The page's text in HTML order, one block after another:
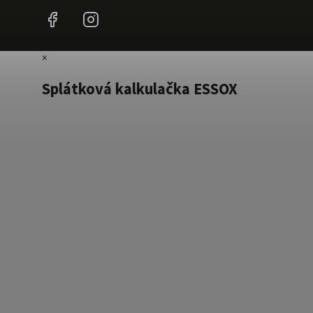
Facebook
×
Splátková kalkulačka ESSOX